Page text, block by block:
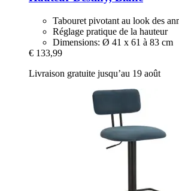
Tabouret pivotant au look des
Réglage pratique de la hauteur
Dimensions: Ø 41 x 61 à 83 cm
€ 133,99
Livraison gratuite jusqu’au 19 août